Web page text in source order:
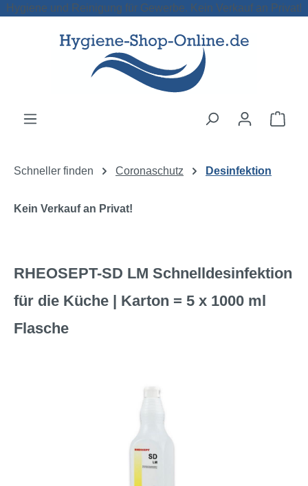
Zum Hauptinhalt springen
Hygiene und Reinigung für Gewerbe. Kein Verkauf an Privat!
Schneller finden Coronaschutz Desinfektion
Kein Verkauf an Privat!
RHEOSEPT-SD LM Schnelldesinfektion
für die Küche | Karton = 5 x 1000 ml
Flasche